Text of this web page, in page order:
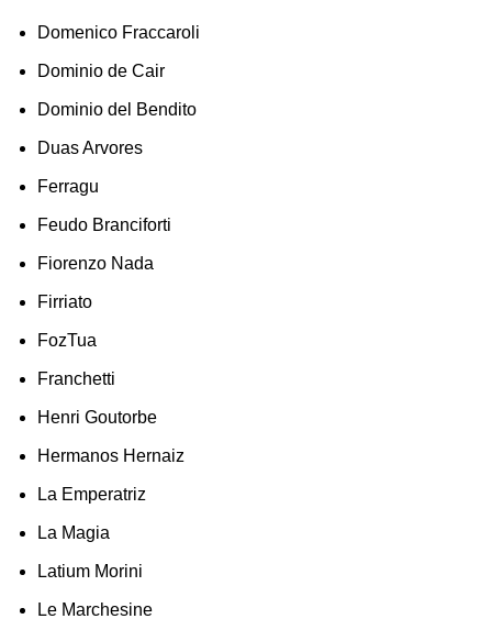
Domenico Fraccaroli
Dominio de Cair
Dominio del Bendito
Duas Arvores
Ferragu
Feudo Branciforti
Fiorenzo Nada
Firriato
FozTua
Franchetti
Henri Goutorbe
Hermanos Hernaiz
La Emperatriz
La Magia
Latium Morini
Le Marchesine